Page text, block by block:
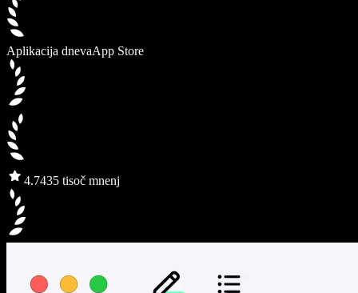
Aplikacija dnevaApp Store
4.7435 tisoč mnenj